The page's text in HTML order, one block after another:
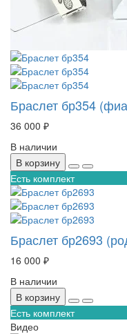
Браслет бр354
36 000 ₽
В наличии
В корзину
Есть комплект
Браслет бр2693
16 000 ₽
В наличии
В корзину
Есть комплект
Видео